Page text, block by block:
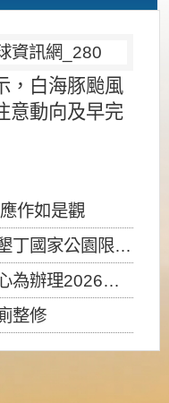
，白海豚颱風
意動向及早完
作如是觀
之種類、範圍、時間及行為」，自即日生效。
海、空域警戒及協調相關事宜，因颱風備案事宜
整修